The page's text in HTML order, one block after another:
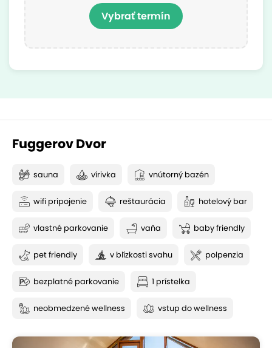
Vybrať termín
Fuggerov Dvor
sauna vírivka vnútorný bazén
wifi pripojenie reštaurácia hotelový bar
vlastné parkovanie vaňa baby friendly
pet friendly v blízkosti svahu polpenzia
bezplatné parkovanie 1 prístelka
neobmedzené wellness vstup do wellness